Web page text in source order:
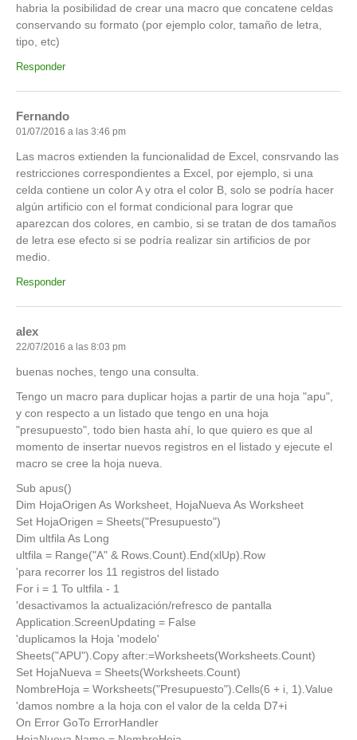
habria la posibilidad de crear una macro que concatene celdas
conservando su formato (por ejemplo color, tamaño de letra,
tipo, etc)
Responder
Fernando
01/07/2016 a las 3:46 pm
Las macros extienden la funcionalidad de Excel, consrvando las
restricciones correspondientes a Excel, por ejemplo, si una
celda contiene un color A y otra el color B, solo se podría hacer
algún artificio con el format condicional para lograr que
aparezcan dos colores, en cambio, si se tratan de dos tamaños
de letra ese efecto si se podría realizar sin artificios de por
medio.
Responder
alex
22/07/2016 a las 8:03 pm
buenas noches, tengo una consulta.
Tengo un macro para duplicar hojas a partir de una hoja "apu",
y con respecto a un listado que tengo en una hoja
"presupuesto", todo bien hasta ahí, lo que quiero es que al
momento de insertar nuevos registros en el listado y ejecute el
macro se cree la hoja nueva.
Sub apus()
Dim HojaOrigen As Worksheet, HojaNueva As Worksheet
Set HojaOrigen = Sheets("Presupuesto")
Dim ultfila As Long
ultfila = Range("A" & Rows.Count).End(xlUp).Row
'para recorrer los 11 registros del listado
For i = 1 To ultfila - 1
'desactivamos la actualización/refresco de pantalla
Application.ScreenUpdating = False
'duplicamos la Hoja 'modelo'
Sheets("APU").Copy after:=Worksheets(Worksheets.Count)
Set HojaNueva = Sheets(Worksheets.Count)
NombreHoja = Worksheets("Presupuesto").Cells(6 + i, 1).Value
'damos nombre a la hoja con el valor de la celda D7+i
On Error GoTo ErrorHandler